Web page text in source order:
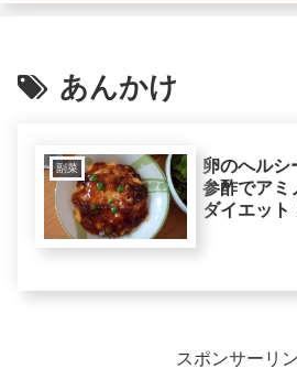
あんかけ
副菜
卵のへルシ
参酢でアミ
ダイエット
スポンサーリ